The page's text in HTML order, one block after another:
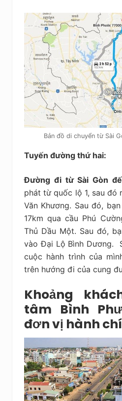
Bản đồ di chuyển từ Sài
Tuyến đường thứ hai:
Đường đi từ Sài Gòn
phát từ quốc lộ 1, sau đó
Văn Khương. Sau đó,
17km qua cầu Phú
Thủ Dầu Một. Sau đó,
vào Đại Lộ Bình Dương.
cuộc hành trình của
trên hướng đi của cung
Khoảng
tâm Bình
đơn vị hành